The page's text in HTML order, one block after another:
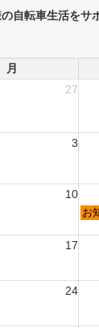
自転車生活をサ
月
27
3
10
お
17
24